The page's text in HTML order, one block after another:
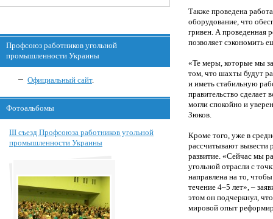
Профсоюз работников угольной
промышленности Украины
Официальный сайт.
Фотоальбомы
III съезд Профсоюза работников угольной
промышленности Украины
Также проведена
оборудование, что
гривен. А проведенная
позволяет сэкономить
«Те меры, которые мы
том, что шахты будут
и иметь стабильную
правительство сделает
могли спокойно и
Зюков.
Кроме того, уже в
рассчитывают вывести
развитие. «Сейчас мы
угольной отрасли с
направлена на то,
течение 4–5 лет», –
этом он подчеркнул,
мировой опыт